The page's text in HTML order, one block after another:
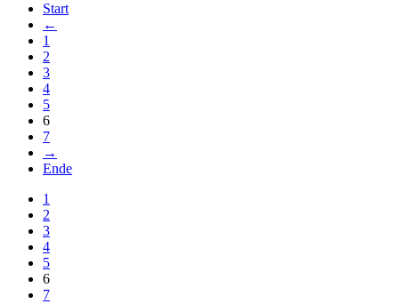
Start
←
1
2
3
4
5
6
7
→
Ende
1
2
3
4
5
6
7